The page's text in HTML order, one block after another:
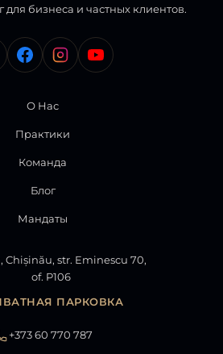
для бизнеса и частных клиентов.
О Нас
Практики
Команда
Блог
Мандаты
Chișinău, str. Eminescu 70,
of. P106
ПАРКОВКА
+373 60 770 787